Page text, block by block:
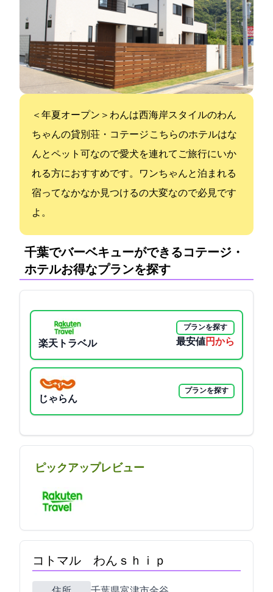
＜2018年夏オープン＞わんshipは西海岸スタイルのわん
ちゃんOKの貸別荘・コテージ こちらのホテルはな
んとペット可なので愛犬を連れてご旅行にいか
れる方におすすめです。ワンちゃんと泊まれる
宿ってなかなか見つけるの大変なので必見です
よ。
千葉でバーベキューができるコテージ・
ホテル:お得なプランを探す
楽天トラベル
プランを探す
最安値10322円から
じゃらん
プランを探す
ピックアップレビュー
コトマル わんｓｈｉｐ